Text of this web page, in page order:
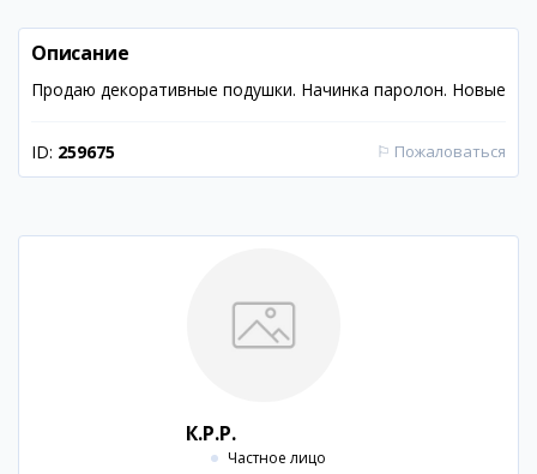
Описание
Продаю декоративные подушки. Начинка паролон. Новые
ID: 259675 ⚐ Пожаловаться
К.Р.Р.
Частное лицо